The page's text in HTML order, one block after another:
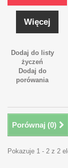
Więcej
Dodaj do listy
życzeń
Dodaj do
porówania
Porównaj (0)
Pokazuje 1 - 2 z 2